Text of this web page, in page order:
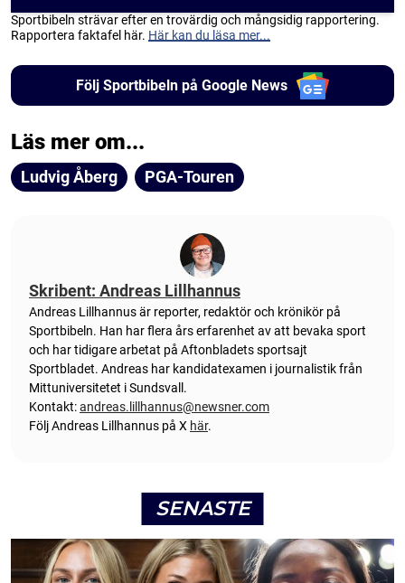
Sportbibeln strävar efter en trovärdig och mångsidig rapportering.
Rapportera faktafel här. Här kan du läsa mer...
Följ Sportbibeln på Google News
Läs mer om...
Ludvig Åberg PGA-Touren
Skribent: Andreas Lillhannus
Andreas Lillhannus är reporter, redaktör och krönikör på
Sportbibeln. Han har flera års erfarenhet av att bevaka sport
och har tidigare arbetat på Aftonbladets sportsajt
Sportbladet. Andreas har kandidatexamen i journalistik från
Mittuniversitetet i Sundsvall.
Kontakt:andreas.lillhannus@newsner.com
Följ Andreas Lillhannus på X här.
SENASTE